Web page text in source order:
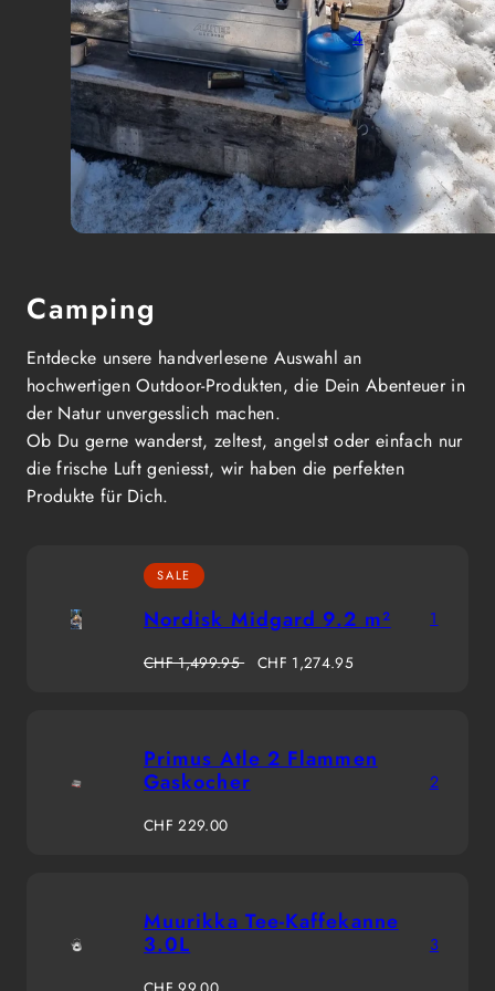
4
Camping
Entdecke unsere handverlesene Auswahl an
hochwertigen Outdoor-Produkten, die Dein Abenteuer in
der Natur unvergesslich machen.
Ob Du gerne wanderst, zeltest, angelst oder einfach nur
die frische Luft geniesst, wir haben die perfekten
Produkte für Dich.
SALE
Nordisk Midgard 9.2 m²
Regulärer
CHF 1,499.95 Verkaufspreis
CHF 1,274.95
1
Primus Atle 2 Flammen
Gaskocher
Regulärer
CHF 229.00
2
Muurikka Tee-Kaffekanne
3.0L
3